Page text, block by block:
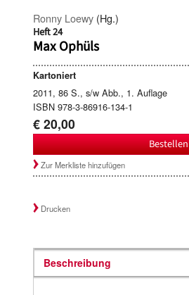
Ronny Loewy (Hg.)
Heft 24
Max Ophüls
Kartoniert
2011, 86 S., s/w Abb., 1. Auflage
ISBN 978-3-86916-134-1
€ 20,00
Bestellen
Zur Merkliste hinzufügen
Drucken
Beschreibung